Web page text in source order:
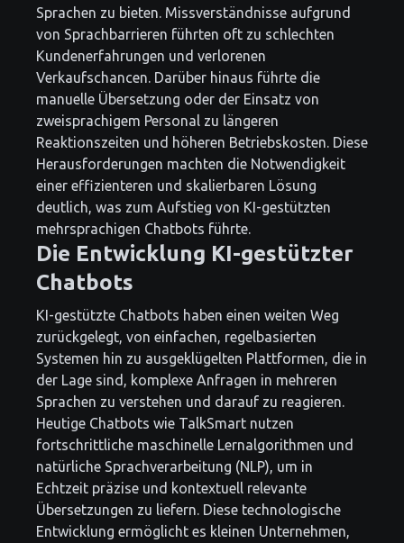
Sprachen zu bieten. Missverständnisse aufgrund
von Sprachbarrieren führten oft zu schlechten
Kundenerfahrungen und verlorenen
Verkaufschancen. Darüber hinaus führte die
manuelle Übersetzung oder der Einsatz von
zweisprachigem Personal zu längeren
Reaktionszeiten und höheren Betriebskosten. Diese
Herausforderungen machten die Notwendigkeit
einer effizienteren und skalierbaren Lösung
deutlich, was zum Aufstieg von KI-gestützten
mehrsprachigen Chatbots führte.
Die Entwicklung KI-gestützter
Chatbots
KI-gestützte Chatbots haben einen weiten Weg
zurückgelegt, von einfachen, regelbasierten
Systemen hin zu ausgeklügelten Plattformen, die in
der Lage sind, komplexe Anfragen in mehreren
Sprachen zu verstehen und darauf zu reagieren.
Heutige Chatbots wie TalkSmart nutzen
fortschrittliche maschinelle Lernalgorithmen und
natürliche Sprachverarbeitung (NLP), um in
Echtzeit präzise und kontextuell relevante
Übersetzungen zu liefern. Diese technologische
Entwicklung ermöglicht es kleinen Unternehmen,